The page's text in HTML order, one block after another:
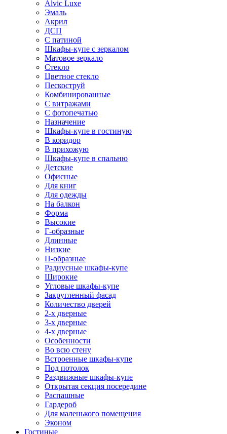
Alvic Luxe
Эмаль
Акрил
ДСП
С патиной
Шкафы-купе с зеркалом
Матовое зеркало
Стекло
Цветное стекло
Пескоструй
Комбинированные
С витражами
С фотопечатью
Назначение
Шкафы-купе в гостиную
В коридор
В прихожую
Шкафы-купе в спальню
Детские
Офисные
Для книг
Для одежды
На балкон
Форма
Высокие
Г-образные
Длинные
Низкие
П-образные
Радиусные шкафы-купе
Широкие
Угловые шкафы-купе
Закругленный фасад
Количество дверей
2-х дверные
3-х дверные
4-х дверные
Особенности
Во всю стену
Встроенные шкафы-купе
Под потолок
Раздвижные шкафы-купе
Открытая секция посередине
Распашные
Гардероб
Для маленького помещения
Эконом
Гостиные